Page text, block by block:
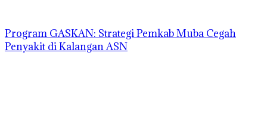
Program GASKAN: Strategi Pemkab Muba Cegah
Penyakit di Kalangan ASN